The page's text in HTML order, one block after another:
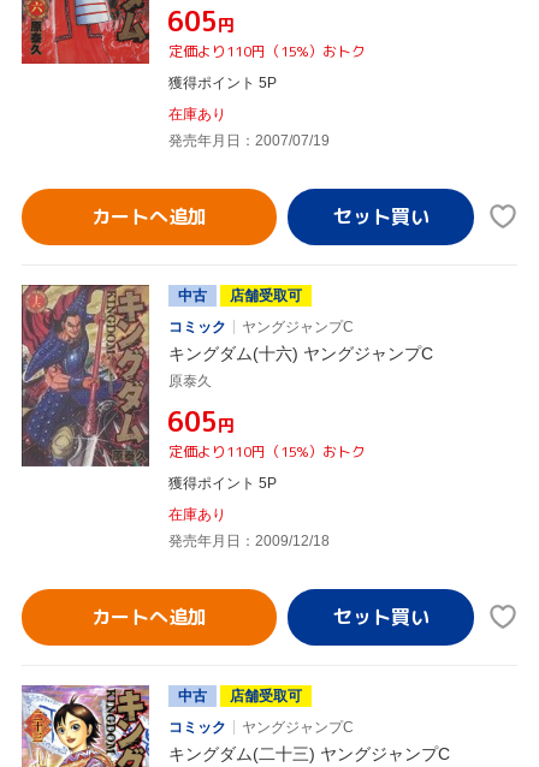
¥605円
定価より110円（15%）おトク
獲得ポイント 5P
在庫あり
発売年月日：2007/07/19
カートへ追加
中古
店舗受取可
コミック
ヤングジャンプC
キングダム(十六) ヤングジャンプC
原泰久
¥605円
定価より110円（15%）おトク
獲得ポイント 5P
在庫あり
発売年月日：2009/12/18
カートへ追加
中古
店舗受取可
コミック
ヤングジャンプC
キングダム(二十三) ヤングジャンプC